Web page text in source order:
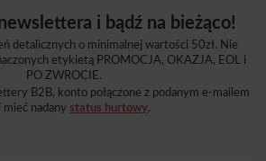
i bądź na bieżąco!
detalicznych o minimalnej wartości 50zł. Nie
etykietą PROMOCJA, OKAZJA, EOL i
PO ZWROCIE.
B2B, konto połączone z podanym e-mailem
mieć nadany status hurtowy.